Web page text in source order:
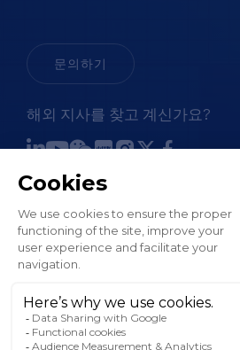
문의하기
해외 지사를 찾고 계신가요?
판매 약관
법적 고지 및 GTC
개인정보 처리방침
쿠키 정책